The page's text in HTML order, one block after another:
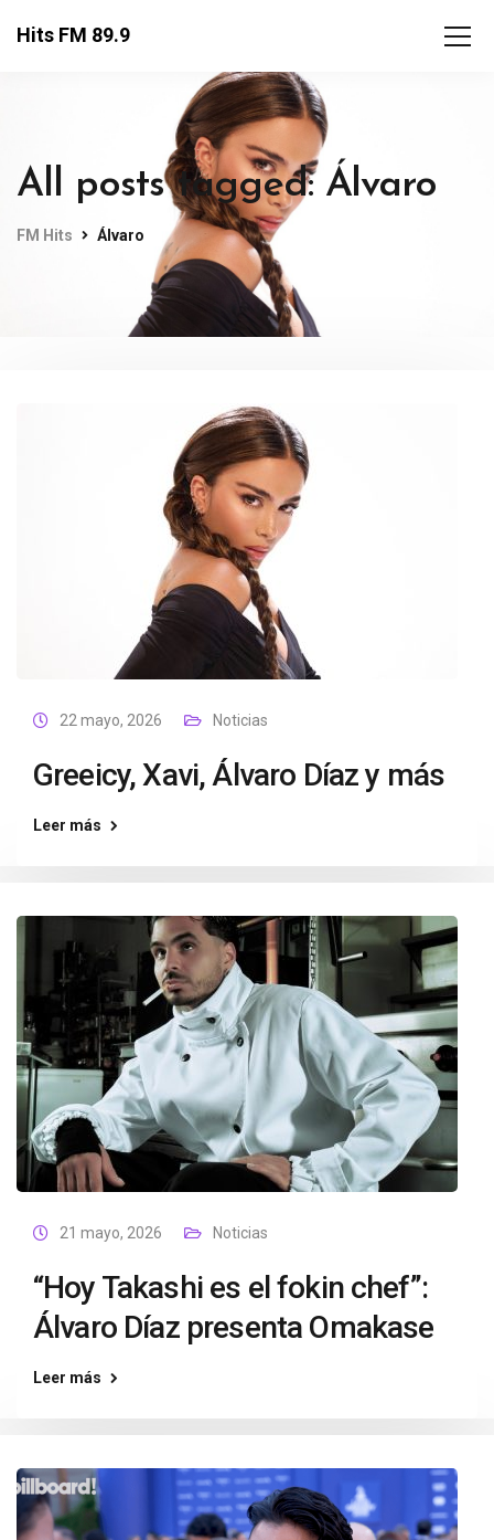
Hits FM 89.9
All posts tagged: Álvaro
FM Hits Álvaro
22 mayo, 2026 Noticias
Greeicy, Xavi, Álvaro Díaz y más
Leer más
21 mayo, 2026 Noticias
“Hoy Takashi es el fokin chef”:
Álvaro Díaz presenta Omakase
Leer más